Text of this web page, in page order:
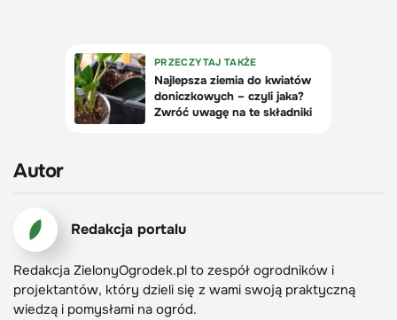
Autor
Redakcja portalu
Redakcja ZielonyOgrodek.pl to zespół ogrodników i
projektantów, który dzieli się z wami swoją praktyczną
wiedzą i pomysłami na ogród.